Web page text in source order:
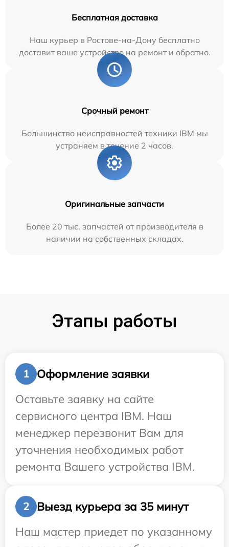
Бесплатная доставка
Наш курьер в Ростове-на-Дону бесплатно
доставит ваше устройство на ремонт и обратно.
Срочный ремонт
Большинство неисправностей техники IBM мы
устраняем в течение 2 часов.
Оригинальные запчасти
Более 20 тыс. запчастей от производителя в
наличии на собственных складах.
Этапы работы
1
Оформление заявки
Оставьте заявку на сайте
сервисного центра IBM. Наш
менеджер перезвонит Вам для
уточнения необходимых работ
ремонта Вашего устройства IBM.
2
Выезд курьера за 35 минут
Наш мастер приедет по указанному